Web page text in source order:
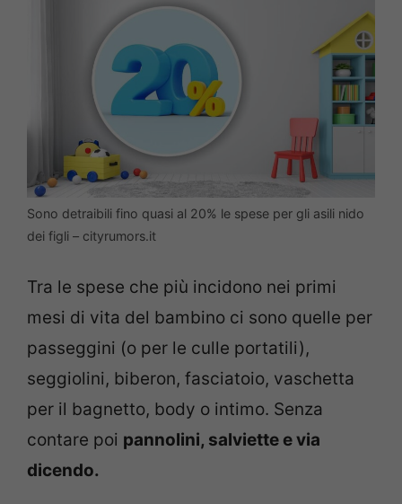
Sono detraibili fino quasi al 20% le spese per gli asili nido
dei figli – cityrumors.it
Tra le spese che più incidono nei primi
mesi di vita del bambino ci sono quelle per
passeggini (o per le culle portatili),
seggiolini, biberon, fasciatoio, vaschetta
per il bagnetto, body o intimo. Senza
contare poi pannolini, salviette e via
dicendo.